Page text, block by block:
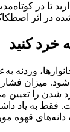
تا در
در اثر
خرد کنید
وردنه
میزان
شدن را تعیین
به یاد
قهوه